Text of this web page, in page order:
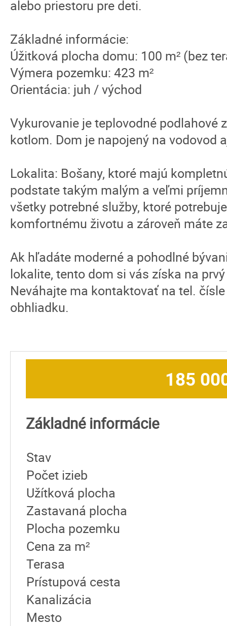
alebo priestoru pre deti.
Základné informácie:
Úžitková plocha domu: 100 m² (bez
Výmera pozemku: 423 m²
Orientácia: juh / východ
Vykurovanie je teplovodné podlahové
kotlom. Dom je napojený na vodovod
Lokalita: Bošany, ktoré majú
podstate takým malým a veľmi
všetky potrebné služby, ktoré
komfortnému životu a zároveň máte
Ak hľadáte moderné a pohodlné
lokalite, tento dom si vás získa na
Neváhajte ma kontaktovať na tel.
obhliadku.
185
Základné informácie
Stav
Počet izieb
Užítková plocha
Zastavaná plocha
Plocha pozemku
Cena za m²
Terasa
Prístupová cesta
Kanalizácia
Mesto